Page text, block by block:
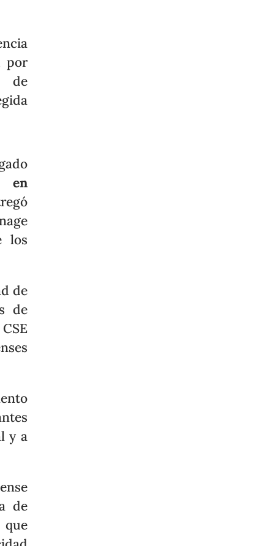
por
de
en
los
de
de
y a
de